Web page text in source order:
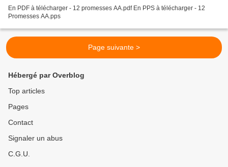
En PDF à télécharger - 12 promesses AA.pdf En PPS à télécharger - 12
Promesses AA.pps
Page suivante >
Hébergé par Overblog
Top articles
Pages
Contact
Signaler un abus
C.G.U.